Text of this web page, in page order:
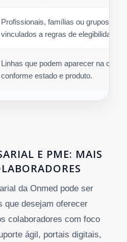
Profissionais, famílias ou grupos
vinculados a regras de elegibilidade.
Linhas que podem aparecer na
conforme estado e produto.
E PME: MAIS
da Onmed pode ser
que desejam oferecer
colaboradores com foco
ágil, portais digitais,